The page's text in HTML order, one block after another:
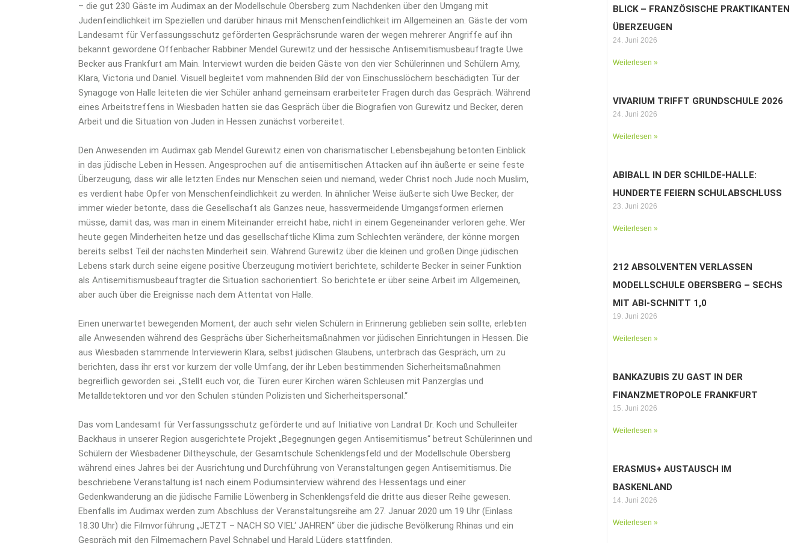
– die gut 230 Gäste im Audimax an der Modellschule Obersberg zum Nachdenken über den Umgang mit
Judenfeindlichkeit im Speziellen und darüber hinaus mit Menschenfeindlichkeit im Allgemeinen an. Gäste der vom
Landesamt für Verfassungsschutz geförderten Gesprächsrunde waren der wegen mehrerer Angriffe auf ihn
bekannt gewordene Offenbacher Rabbiner Mendel Gurewitz und der hessische Antisemitismusbeauftragte Uwe
Becker aus Frankfurt am Main. Interviewt wurden die beiden Gäste von den vier Schülerinnen und Schülern Amy,
Klara, Victoria und Daniel. Visuell begleitet vom mahnenden Bild der von Einschusslöchern beschädigten Tür der
Synagoge von Halle leiteten die vier Schüler anhand gemeinsam erarbeiteter Fragen durch das Gespräch. Während
eines Arbeitstreffens in Wiesbaden hatten sie das Gespräch über die Biografien von Gurewitz und Becker, deren
Arbeit und die Situation von Juden in Hessen zunächst vorbereitet.
Den Anwesenden im Audimax gab Mendel Gurewitz einen von charismatischer Lebensbejahung betonten Einblick
in das jüdische Leben in Hessen. Angesprochen auf die antisemitischen Attacken auf ihn äußerte er seine feste
Überzeugung, dass wir alle letzten Endes nur Menschen seien und niemand, weder Christ noch Jude noch Muslim,
es verdient habe Opfer von Menschenfeindlichkeit zu werden. In ähnlicher Weise äußerte sich Uwe Becker, der
immer wieder betonte, dass die Gesellschaft als Ganzes neue, hassvermeidende Umgangsformen erlernen
müsse, damit das, was man in einem Miteinander erreicht habe, nicht in einem Gegeneinander verloren gehe. Wer
heute gegen Minderheiten hetze und das gesellschaftliche Klima zum Schlechten verändere, der könne morgen
bereits selbst Teil der nächsten Minderheit sein. Während Gurewitz über die kleinen und großen Dinge jüdischen
Lebens stark durch seine eigene positive Überzeugung motiviert berichtete, schilderte Becker in seiner Funktion
als Antisemitismusbeauftragter die Situation sachorientiert. So berichtete er über seine Arbeit im Allgemeinen,
aber auch über die Ereignisse nach dem Attentat von Halle.
Einen unerwartet bewegenden Moment, der auch sehr vielen Schülern in Erinnerung geblieben sein sollte, erlebten
alle Anwesenden während des Gesprächs über Sicherheitsmaßnahmen vor jüdischen Einrichtungen in Hessen. Die
aus Wiesbaden stammende Interviewerin Klara, selbst jüdischen Glaubens, unterbrach das Gespräch, um zu
berichten, dass ihr erst vor kurzem der volle Umfang, der ihr Leben bestimmenden Sicherheitsmaßnahmen
begreiflich geworden sei. „Stellt euch vor, die Türen eurer Kirchen wären Schleusen mit Panzerglas und
Metalldetektoren und vor den Schulen stünden Polizisten und Sicherheitspersonal.“
Das vom Landesamt für Verfassungsschutz geförderte und auf Initiative von Landrat Dr. Koch und Schulleiter
Backhaus in unserer Region ausgerichtete Projekt „Begegnungen gegen Antisemitismus“ betreut Schülerinnen und
Schülern der Wiesbadener Diltheyschule, der Gesamtschule Schenklengsfeld und der Modellschule Obersberg
während eines Jahres bei der Ausrichtung und Durchführung von Veranstaltungen gegen Antisemitismus. Die
beschriebene Veranstaltung ist nach einem Podiumsinterview während des Hessentags und einer
Gedenkwanderung an die jüdische Familie Löwenberg in Schenklengsfeld die dritte aus dieser Reihe gewesen.
Ebenfalls im Audimax werden zum Abschluss der Veranstaltungsreihe am 27. Januar 2020 um 19 Uhr (Einlass
18.30 Uhr) die Filmvorführung „JETZT – NACH SO VIEL‘ JAHREN“ über die jüdische Bevölkerung Rhinas und ein
Gespräch mit den Filmemachern Pavel Schnabel und Harald Lüders stattfinden.
BLICK – FRANZÖSISCHE PRAKTIKANTEN
ÜBERZEUGEN
24. Juni 2026
Weiterlesen »
VIVARIUM TRIFFT GRUNDSCHULE 2026
24. Juni 2026
Weiterlesen »
ABIBALL IN DER SCHILDE-HALLE:
HUNDERTE FEIERN SCHULABSCHLUSS
23. Juni 2026
Weiterlesen »
212 ABSOLVENTEN VERLASSEN
MODELLSCHULE OBERSBERG – SECHS
MIT ABI-SCHNITT 1,0
19. Juni 2026
Weiterlesen »
BANKAZUBIS ZU GAST IN DER
FINANZMETROPOLE FRANKFURT
15. Juni 2026
Weiterlesen »
ERASMUS+ AUSTAUSCH IM
BASKENLAND
14. Juni 2026
Weiterlesen »